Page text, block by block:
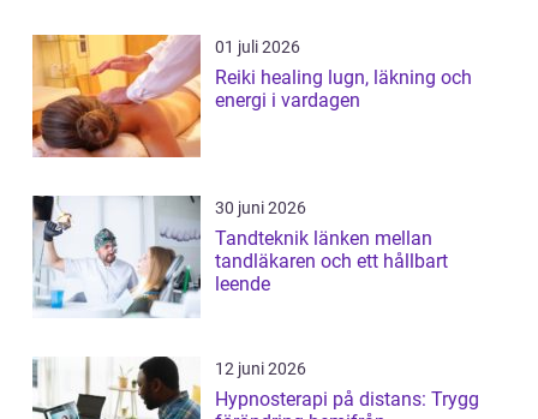
01 juli 2026
Reiki healing lugn, läkning och
energi i vardagen
30 juni 2026
Tandteknik länken mellan
tandläkaren och ett hållbart
leende
12 juni 2026
Hypnosterapi på distans: Trygg